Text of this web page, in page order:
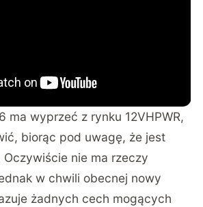
ma wyprzeć z rynku 12VHPWR,
biorąc pod uwagę, że jest
nie ma rzeczy
w chwili obecnej nowy
żadnych cech mogących